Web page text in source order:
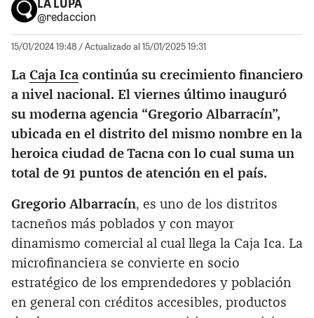
@redaccion
15/01/2024 19:48 / Actualizado al 15/01/2025 19:31
La Caja Ica continúa su crecimiento financiero
a nivel nacional. El viernes último inauguró
su moderna agencia “Gregorio Albarracín”,
ubicada en el distrito del mismo nombre en la
heroica ciudad de Tacna con lo cual suma un
total de 91 puntos de atención en el país.
Gregorio Albarracín, es uno de los distritos
tacneños más poblados y con mayor
dinamismo comercial al cual llega la Caja Ica. La
microfinanciera se convierte en socio
estratégico de los emprendedores y población
en general con créditos accesibles, productos